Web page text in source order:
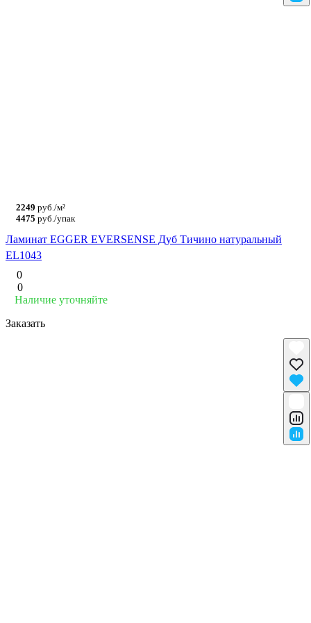
2249 руб./м²
4475 руб./упак
Ламинат EGGER EVERSENSE Дуб Тичино натуральный
EL1043
0
0
Наличие уточняйте
Заказать